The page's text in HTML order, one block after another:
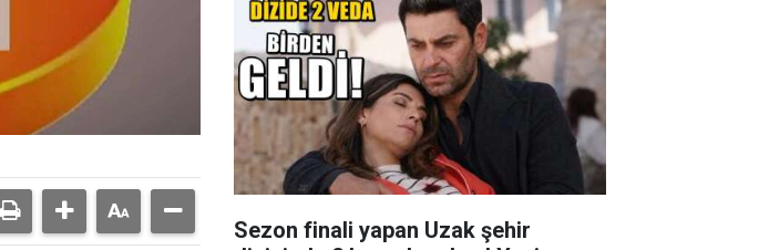
Sezon finali yapan Uzak şehir